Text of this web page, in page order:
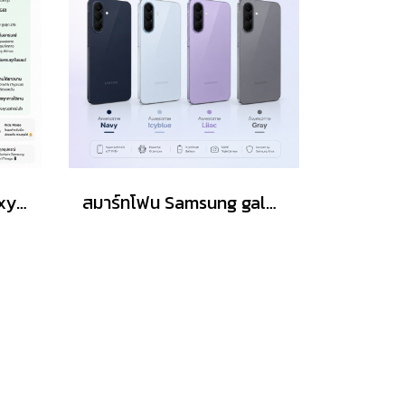
แท็บเล็ต Sansung Galaxy Tab A11+ (Wi-Fi, 11.0") (6+128GB) สมาร์ทโฟน Samsung galaxy A57 5G (12+256GB) คละสี ดำ เทา ม่วง